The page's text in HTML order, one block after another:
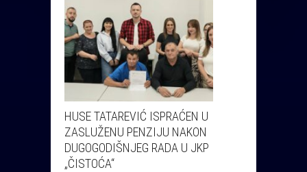
HUSE TATAREVIĆ ISPRAĆEN U
ZASLUŽENU PENZIJU NAKON
DUGOGODIŠNJEG RADA U JKP
„ČISTOĆA“